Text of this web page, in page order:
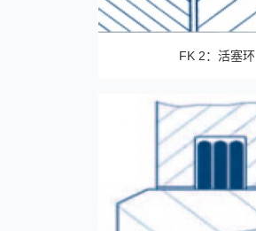
FK 2：活塞环